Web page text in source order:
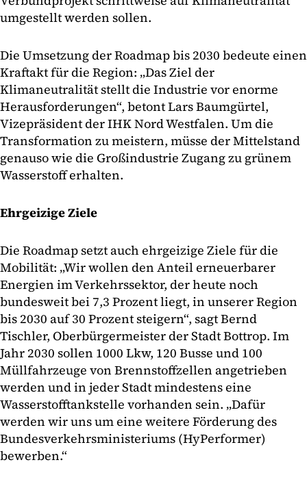
umgestellt werden sollen.
Die Umsetzung der Roadmap bis 2030 bedeute einen
Kraftakt für die Region: „Das Ziel der
Klimaneutralität stellt die Industrie vor enorme
Herausforderungen“, betont Lars Baumgürtel,
Vizepräsident der IHK Nord Westfalen. Um die
Transformation zu meistern, müsse der Mittelstand
genauso wie die Großindustrie Zugang zu grünem
Wasserstoff erhalten.
Ehrgeizige Ziele
Die Roadmap setzt auch ehrgeizige Ziele für die
Mobilität: „Wir wollen den Anteil erneuerbarer
Energien im Verkehrssektor, der heute noch
bundesweit bei 7,3 Prozent liegt, in unserer Region
bis 2030 auf 30 Prozent steigern“, sagt Bernd
Tischler, Oberbürgermeister der Stadt Bottrop. Im
Jahr 2030 sollen 1000 Lkw, 120 Busse und 100
Müllfahrzeuge von Brennstoffzellen angetrieben
werden und in jeder Stadt mindestens eine
Wasserstofftankstelle vorhanden sein. „Dafür
werden wir uns um eine weitere Förderung des
Bundesverkehrsministeriums (HyPerformer)
bewerben.“